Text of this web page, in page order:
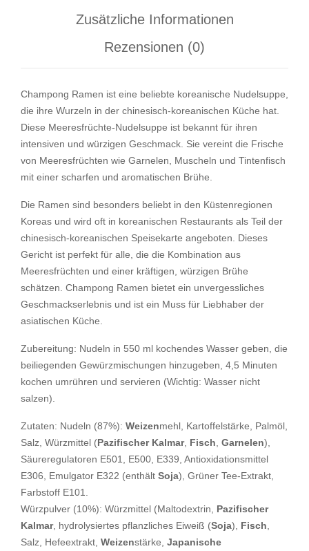
Zusätzliche Informationen
Rezensionen (0)
Champong Ramen ist eine beliebte koreanische Nudelsuppe,
die ihre Wurzeln in der chinesisch-koreanischen Küche hat.
Diese Meeresfrüchte-Nudelsuppe ist bekannt für ihren
intensiven und würzigen Geschmack. Sie vereint die Frische
von Meeresfrüchten wie Garnelen, Muscheln und Tintenfisch
mit einer scharfen und aromatischen Brühe.
Die Ramen sind besonders beliebt in den Küstenregionen
Koreas und wird oft in koreanischen Restaurants als Teil der
chinesisch-koreanischen Speisekarte angeboten. Dieses
Gericht ist perfekt für alle, die die Kombination aus
Meeresfrüchten und einer kräftigen, würzigen Brühe
schätzen. Champong Ramen bietet ein unvergessliches
Geschmackserlebnis und ist ein Muss für Liebhaber der
asiatischen Küche.
Zubereitung: Nudeln in 550 ml kochendes Wasser geben, die
beiliegenden Gewürzmischungen hinzugeben, 4,5 Minuten
kochen umrühren und servieren (Wichtig: Wasser nicht
salzen).
Zutaten: Nudeln (87%): Weizenmehl, Kartoffelstärke, Palmöl,
Salz, Würzmittel (Pazifischer Kalmar, Fisch Garnelen),
Säureregulatoren E501, E500, E339, Antioxidationsmittel
E306, Emulgator E322 (enthält Soja), Grüner Tee-Extrakt,
Farbstoff E101.
Würzpulver (10%): Würzmittel (Maltodextrin, Pazifischer
Kalmar, hydrolysiertes pflanzliches Eiweiß (Soja), Fisch
Salz, Hefeextrakt, Weizenstärke, Japanische